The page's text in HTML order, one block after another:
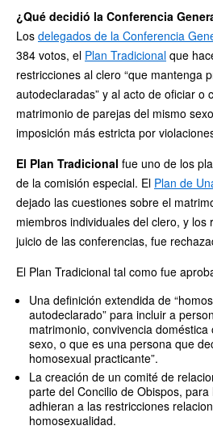
¿Qué decidió la Conferencia
Los delegados de la Conferencia
384 votos, el Plan Tradicional que
restricciones al clero “que mantenga
autodeclaradas” y al acto de oficiar o
matrimonio de parejas del mismo
imposición más estricta por
El Plan Tradicional fue uno de los
de la comisión especial. El Plan de
dejado las cuestiones sobre el
miembros individuales del clero, y
juicio de las conferencias, fue
El Plan Tradicional tal como fue
Una definición extendida de
autodeclarado” para incluir a
matrimonio, convivencia
sexo, o que es una persona que
homosexual practicante”.
La creación de un comité de
parte del Concilio de Obispos,
adhieran a las restricciones
homosexualidad.